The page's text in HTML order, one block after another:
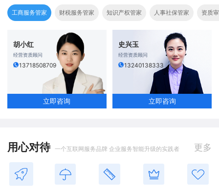
工商服务管家 财税服务管家 知识产权管家 人事社保管家 资质
胡小红
经营资质顾问
13718508709
立即咨询
史兴玉
经营资质顾问
13240138333
立即咨询
用心对待 一个互联网服务品牌 企业服务智能升级的实践者 更多